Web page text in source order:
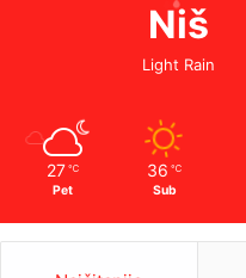
Niš
Light Rain
27 ℃
Pet
36 ℃
Sub